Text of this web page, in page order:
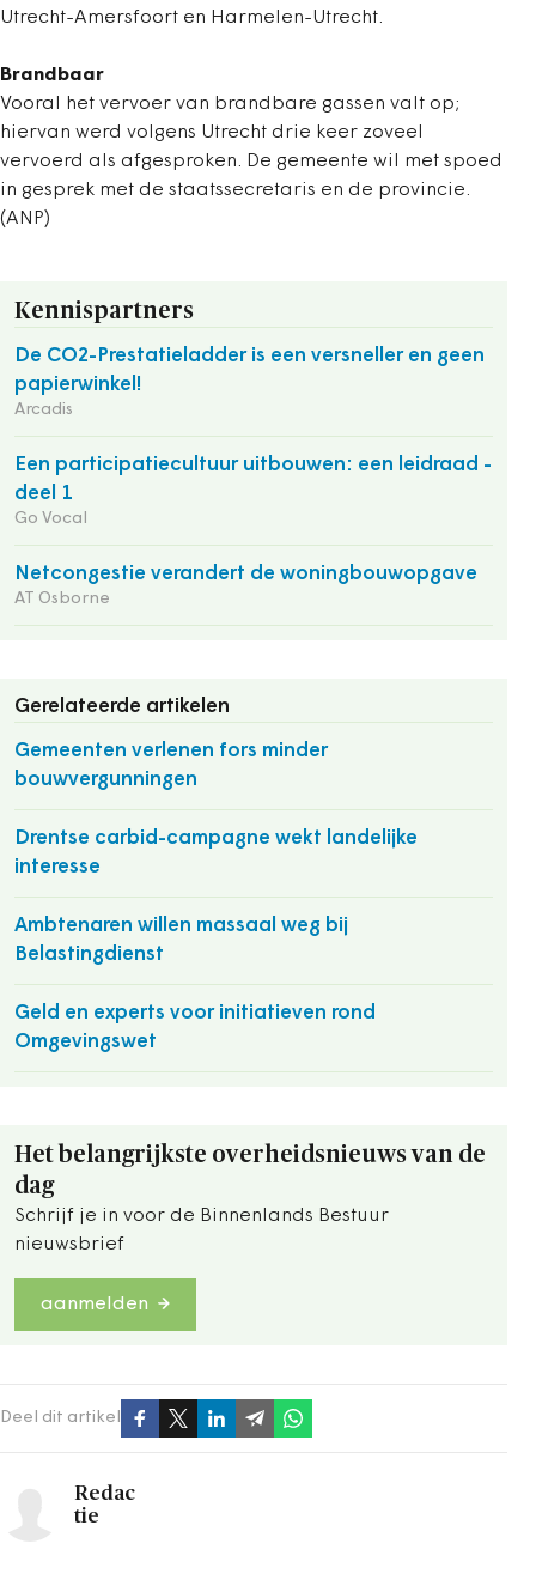
Utrecht-Amersfoort en Harmelen-Utrecht.
Brandbaar
Vooral het vervoer van brandbare gassen valt op;
hiervan werd volgens Utrecht drie keer zoveel
vervoerd als afgesproken. De gemeente wil met spoed
in gesprek met de staatssecretaris en de provincie.
(ANP)
Kennispartners
De CO2-Prestatieladder is een versneller en geen
papierwinkel!
Arcadis
Een participatiecultuur uitbouwen: een leidraad -
deel 1
Go Vocal
Netcongestie verandert de woningbouwopgave
AT Osborne
Gerelateerde artikelen
Gemeenten verlenen fors minder
bouwvergunningen
Drentse carbid-campagne wekt landelijke
interesse
Ambtenaren willen massaal weg bij
Belastingdienst
Geld en experts voor initiatieven rond
Omgevingswet
Het belangrijkste overheidsnieuws van de
dag
Schrijf je in voor de Binnenlands Bestuur
nieuwsbrief
aanmelden
Deel dit artikel
Redac
tie